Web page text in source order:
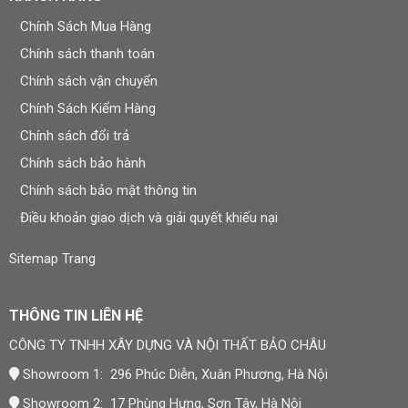
Thi công nhanh chóng
Ít bụi bẩn khi lắp đặt
Độ bền cao
Dễ dàng vệ sinh
“Các vật liệu ốp tường hiện đại đang dần
thay thế sơn truyền thống nhờ khả năng
chống ẩm và tuổi thọ cao hơn.” — Hiệp
Ngoài ra, nếu bạn muốn tham khảo thêm các vật liệu hoàn
thiện nội thất khác như sàn nhựa hoặc sàn gỗ, bạn có thể
xem thêm tại đâysàn nhựa giả gỗ
Chính Sách Mua Hàng
Chính sách thanh toán
Chính sách vận chuyển
Chính Sách Kiểm Hàng
Chính sách đổi trả
Chính sách bảo hành
Chính sách bảo mật thông tin
Điều khoản giao dịch và giải quyết khiếu nại
Sitemap Trang
THÔNG TIN LIÊN HỆ
CÔNG TY TNHH XÂY DỰNG VÀ NỘI THẤT BẢO CHÂU
Showroom 1: 296 Phúc Diễn, Xuân Phương, Hà Nội
Showroom 2: 17 Phùng Hưng, Sơn Tây, Hà Nội